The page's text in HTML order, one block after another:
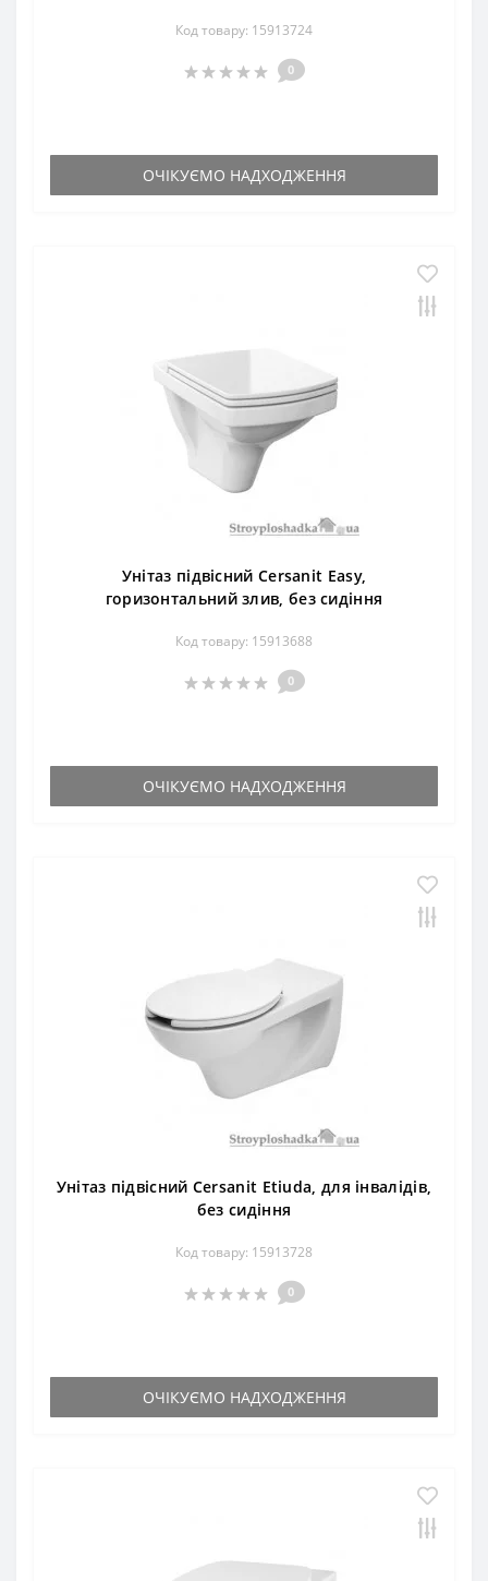
Код товару: 15913724
0
ОЧІКУЄМО НАДХОДЖЕННЯ
Унітаз підвісний Cersanit Easy,
горизонтальний злив, без сидіння
Код товару: 15913688
0
ОЧІКУЄМО НАДХОДЖЕННЯ
Унітаз підвісний Cersanit Etiuda, для інвалідів,
без сидіння
Код товару: 15913728
0
ОЧІКУЄМО НАДХОДЖЕННЯ